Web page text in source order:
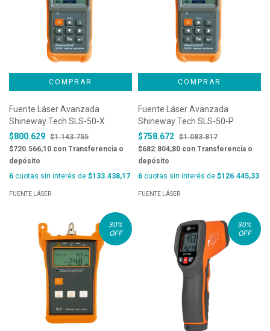
Fuente Láser Avanzada
Shineway Tech SLS-50-X
$800.629 $1.143.755
$720.566,10 con Transferencia o
depósito
6 cuotas sin interés de $133.438,17
FUENTE LÁSER
Fuente Láser Avanzada
Shineway Tech SLS-50-P
$758.672 $1.083.817
$682.804,80 con Transferencia o
depósito
6 cuotas sin interés de $126.445,33
FUENTE LÁSER
30%
OFF
30%
OFF